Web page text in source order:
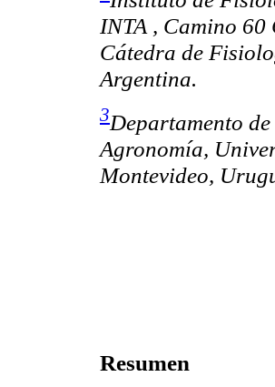
INTA , Camino
Cátedra de
Argentina.
3Departamento
Agronomía,
Montevideo,
Resumen